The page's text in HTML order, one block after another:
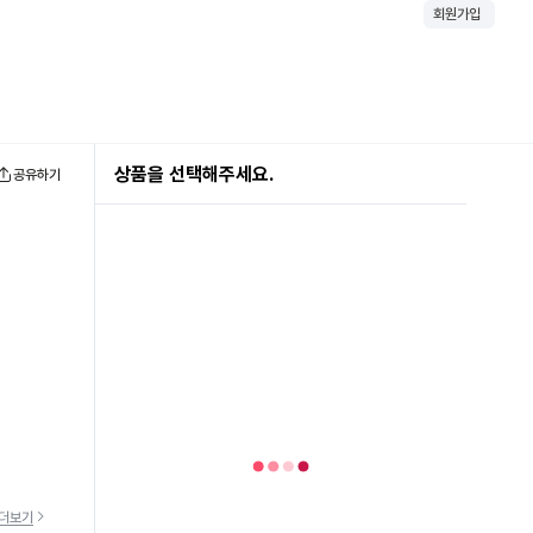
회원가입
공유하기
보기
상품을 선택해주세요.